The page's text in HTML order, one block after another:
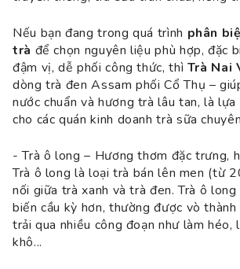
Nếu bạn đang trong quá trình phân
trà để chọn nguyên liệu phù hợp, đặc
đậm vị, dễ phối công thức, thì Trà Nai
dòng trà đen Assam phối Cổ Thụ –
nước chuẩn và hương trà lâu tan, là
cho các quán kinh doanh trà sữa
- Trà ô long – Hương thơm đặc trưng,
Trà ô long là loại trà bán lên men (từ
nối giữa trà xanh và trà đen. Trà ô
biến cầu kỳ hơn, thường được vò
trải qua nhiều công đoạn như làm héo,
khô...